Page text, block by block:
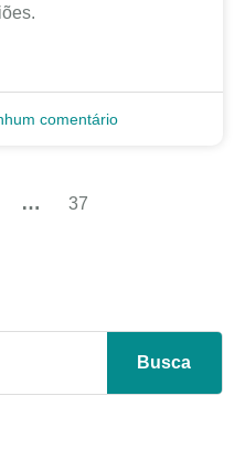
comentário
… 37
Busca